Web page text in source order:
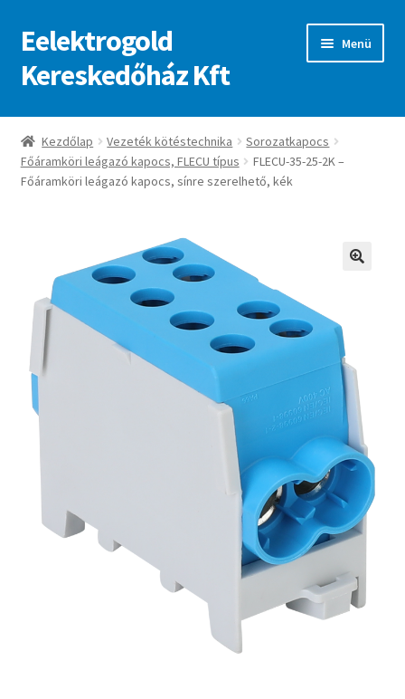
Ugrás
a
navigációhoz
Kilépés
a
tartalomba
Eelektrogold
Kereskedőház Kft
Menü
Kezdőlap
A fiókom
ajanlatkeres
Kezdőlap Vezeték kötéstechnika
Sorozatkapocs
Főáramköri leágazó kapocs, FLECU típus
FLECU-35-25-2K –
Főáramköri leágazó kapocs, sínre szerelhető, kék